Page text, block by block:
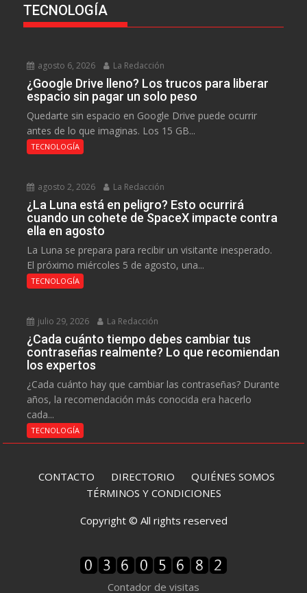
TECNOLOGÍA
agosto 6, 2026 La Redacción
¿Google Drive lleno? Los trucos para liberar
espacio sin pagar un solo peso
Quedarte sin espacio en Google Drive puede ocurrir
antes de lo que imaginas. Los 15 GB...
TECNOLOGÍA
agosto 2, 2026 La Redacción
¿La Luna está en peligro? Esto ocurrirá
cuando un cohete de SpaceX impacte contra
ella en agosto
La Luna se prepara para recibir un visitante inesperado.
El próximo miércoles 5 de agosto, una...
TECNOLOGÍA
julio 29, 2026 La Redacción
¿Cada cuánto tiempo debes cambiar tus
contraseñas realmente? Lo que recomiendan
los expertos
¿Cada cuánto hay que cambiar las contraseñas? Durante
años, la recomendación más conocida era hacerlo
cada...
TECNOLOGÍA
CONTACTO DIRECTORIO QUIÉNES SOMOS
TÉRMINOS Y CONDICIONES
Copyright © All rights reserved
Contador de visitas